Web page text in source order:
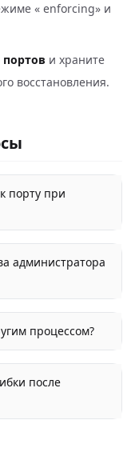
« enforcing» и
и храните
восстановления.
порту при
администратора
процессом?
после